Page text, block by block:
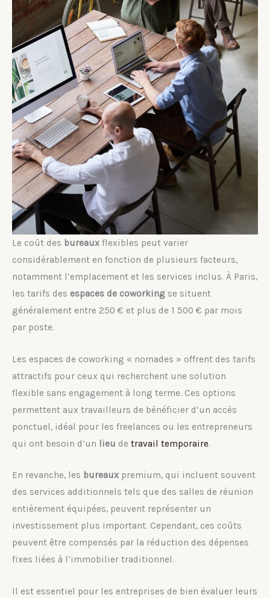
Le coût des bureaux flexibles peut varier
considérablement en fonction de plusieurs facteurs,
notamment l’emplacement et les services inclus. À Paris,
les tarifs des espaces de coworking se situent
généralement entre 250 € et plus de 1 500 € par mois
par poste.
Les espaces de coworking « nomades » offrent des tarifs
attractifs pour ceux qui recherchent une solution
flexible sans engagement à long terme. Ces options
permettent aux travailleurs de bénéficier d’un accès
ponctuel, idéal pour les freelances ou les entrepreneurs
qui ont besoin d’un lieu de travail temporaire.
En revanche, les bureaux premium, qui incluent souvent
des services additionnels tels que des salles de réunion
entièrement équipées, peuvent représenter un
investissement plus important. Cependant, ces coûts
peuvent être compensés par la réduction des dépenses
fixes liées à l’immobilier traditionnel.
Il est essentiel pour les entreprises de bien évaluer leurs